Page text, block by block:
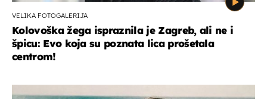
VELIKA FOTOGALERIJA
Kolovoška žega ispraznila je Zagreb, ali ne i
špicu: Evo koja su poznata lica prošetala
centrom!